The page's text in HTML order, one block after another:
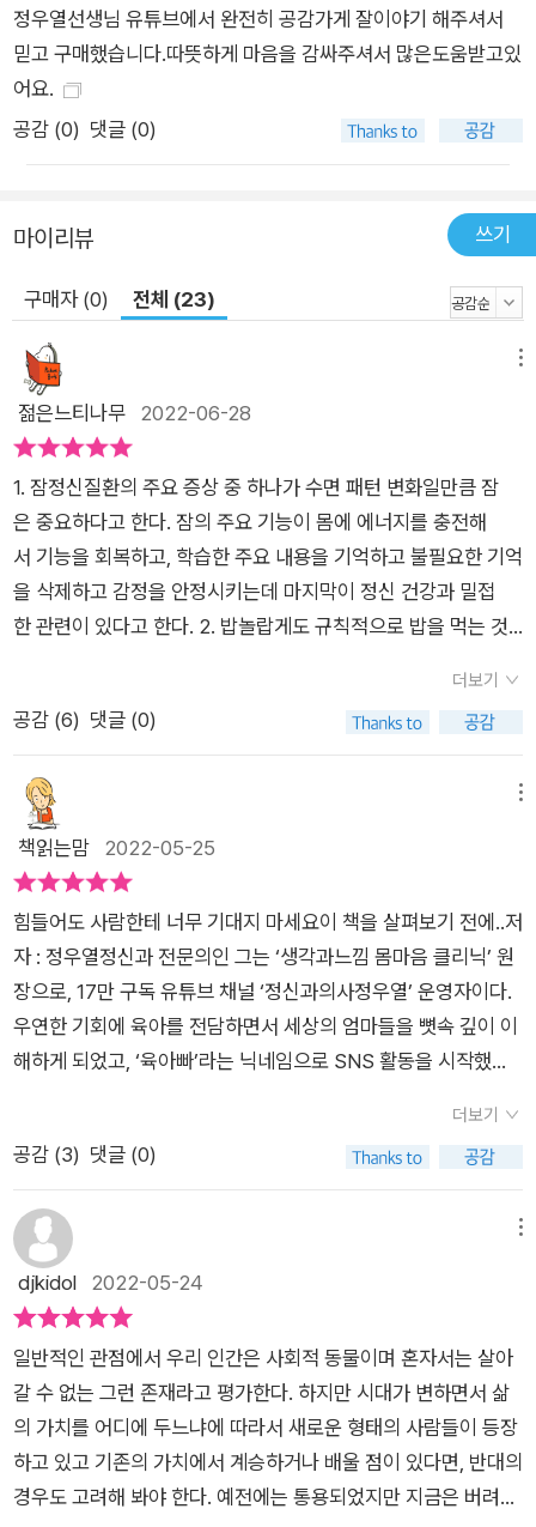
정우열선생님 유튜브에서 완전히 공감가게 잘이야기 해주셔서
믿고 구매했습니다.따뜻하게 마음을 감싸주셔서 많은도움받고있
어요.
공감 (0) 댓글 (0)
마이리뷰 쓰기
구매자 (0) 전체 (23)
젊은느티나무 2022-06-28
1. 잠정신질환의 주요 증상 중 하나가 수면 패턴 변화일만큼 잠
은 중요하다고 한다. 잠의 주요 기능이 몸에 에너지를 충전해
서 기능을 회복하고, 학습한 주요 내용을 기억하고 불필요한 기억
을 삭제하고 감정을 안정시키는데 마지막이 정신 건강과 밀접
한 관련이 있다고 한다. 2. 밥놀랍게도 규칙적으로 밥을 먹는 것
는 몸을 정신이 커버하느라 무의식적으로 정신에 과부하가 걸
려 예민해 진다고 한다. 3. 운동 멘탈 관리는 멘탈로 하는 것이 아
데 매일 30분 정도 살짝 땀이 날 정도로 걷는 것이 좋다고 한
다. 유튜브에서 홧병을 검색해서 보다가, 알고리즘에 이끌려 우연
히 정우열 선생님의 유튜브를 보게 되었다. 그 이후로 꾸준히 보
고 '운동을 하라는 것'이었다. 우울하면 걸으라는 것이었다. 걸으
면 뇌에서 분비되는 세라토닌인지 도파민이 우울증을 이기게 해
준다는 것이다. 뭐라도 해보자는 생각으로 매일매일 걷고 운동
을 하고 있는데 요새도 물론 울컥 화가 난다. 그래도 전보다 정도
가 나아진 듯 하다.
더보기
공감 (6) 댓글 (0)
책읽는맘 2022-05-25
​힘들어도 사람한테 너무 기대지 마세요​​이 책을 살펴보기 전에..​저
자 : 정우열정신과 전문의인 그는 ‘생각과느낌 몸마음 클리닉’ 원
장으로, 17만 구독 유튜브 채널 ‘정신과의사정우열’ 운영자이다.
우연한 기회에 육아를 전담하면서 세상의 엄마들을 뼛속 깊이 이
해하게 되었고, ‘육아빠’라는 닉네임으로 SNS 활동을 시작했다.
형 육아법은 수많은 엄마들의 지지와 사랑을 받았고 지금까지 약
10년 동안 활동하는 원동력이 되었다.2018년부터는 유튜브 채
지는 방법’에 대한 강의와 실시간 상담 등을 꾸준히 진행하고 있
는데, 그의 주 관심사는 다름 아닌 ‘인간관계’다. IT기술이 아무리
발전해도 타인과 친밀감과 유대감을 나누고 싶어 하는 인간의 본
에 괴로워하고 있다는 것을 정신과 의사로서 누구보다도 잘 알고
있었기 때문이다.『힘들어도 사람한테 너무 기대지 마세요』는 인
간관계와 심리에 대한 그의 유튜브 강의 내용의 핵심을 집약해서
내놓는 첫 책이다. 오랫동안 쌓은 임상 사례와 함께 저자만의 독
특한 심리 상담법과 구체적인 실천 가이드가 등장하는 이 책은 각
더보기
공감 (3) 댓글 (0)
djkidol 2022-05-24
일반적인 관점에서 우리 인간은 사회적 동물이며 혼자서는 살아
갈 수 없는 그런 존재라고 평가한다. 하지만 시대가 변하면서 삶
의 가치를 어디에 두느냐에 따라서 새로운 형태의 사람들이 등장
하고 있고 기존의 가치에서 계승하거나 배울 점이 있다면, 반대의
경우도 고려해 봐야 한다. 예전에는 통용되었지만 지금은 버려야